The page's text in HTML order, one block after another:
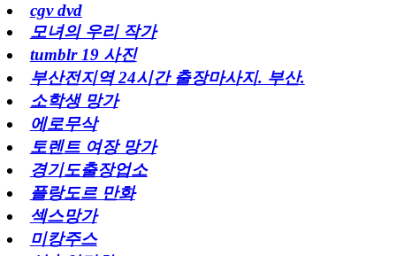
cgv dvd
모녀의 우리 작가
tumblr 19 사진
부산전지역 24시간 출장마사지. 부산.
소학생 망가
에로무삭
토렌트 여장 망가
경기도출장업소
플랑도르 만화
섹스망가
미캉주스